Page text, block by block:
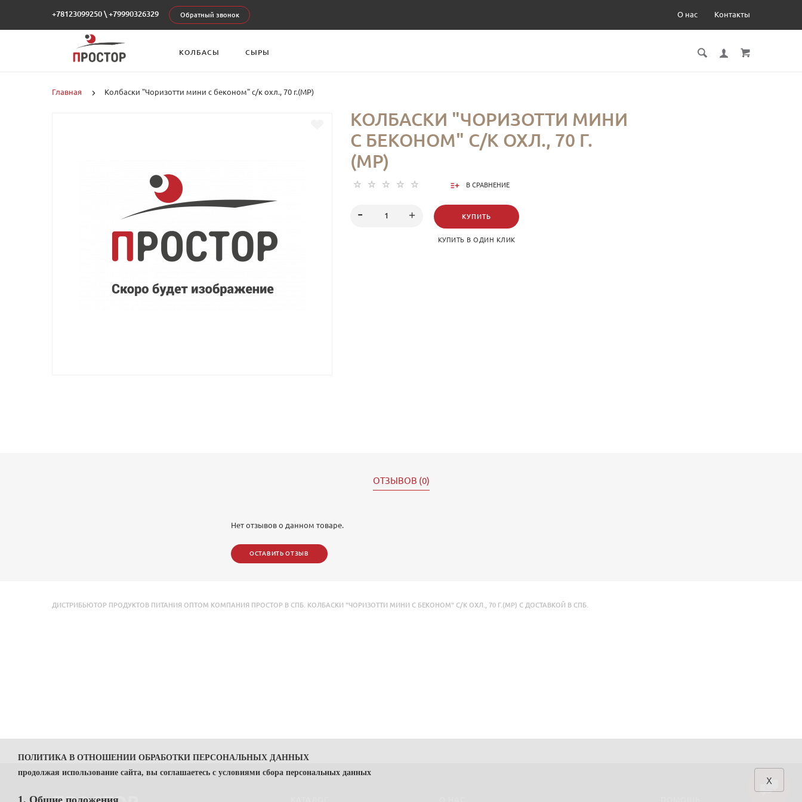
+78123099250 \ +79990326329 Обратный звонок О нас Контакты
КОЛБАСЫ СЫРЫ
Главная Колбаски "Чоризотти мини с беконом" с/к охл., 70 г.(МР)
КОЛБАСКИ "ЧОРИЗОТТИ МИНИ
С БЕКОНОМ" С/К ОХЛ., 70 Г.
(МР)
В СРАВНЕНИЕ
КУПИТЬ
КУПИТЬ В ОДИН КЛИК
ОТЗЫВОВ (0)
Нет отзывов о данном товаре.
ОСТАВИТЬ ОТЗЫВ
ДИСТРИБЬЮТОР ПРОДУКТОВ ПИТАНИЯ ОПТОМ КОМПАНИЯ ПРОСТОР В СПБ. КОЛБАСКИ "ЧОРИЗОТТИ МИНИ С БЕКОНОМ" С/К ОХЛ. 70 Г.(МР) С ДОСТАВКОЙ В СПБ.
ПОЛИТИКА В ОТНОШЕНИИ ОБРАБОТКИ ПЕРСОНАЛЬНЫХ ДАННЫХ
продолжая использование сайта, вы соглашаетесь с условиями сбора персональных данных
1. Общие положения
x